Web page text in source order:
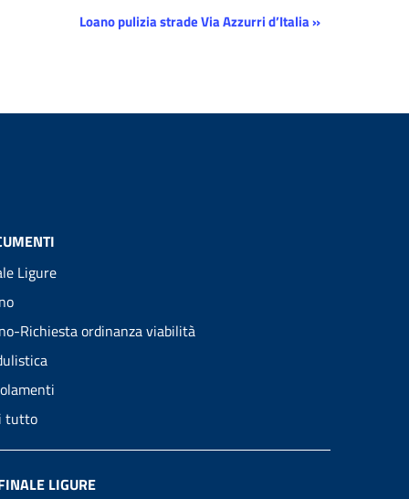
Loano pulizia strade Via Azzurri d’Italia»
Ligure
Richiesta ordinanza viabilità
tutto
LIGURE